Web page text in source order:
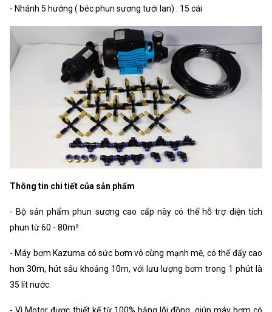
- Nhánh 5 hướng ( béc phun sương tưới lan) : 15 cái
Thông tin chi tiết của sản phẩm
- Bộ sản phẩm phun sương cao cấp này có thể hỗ trợ diện tích
phun từ 60 - 80m²
- Máy bơm Kazuma có sức bơm vô cùng mạnh mẽ, có thể đẩy cao
hơn 30m, hút sâu khoảng 10m, với lưu lượng bơm trong 1 phút là
35 lít nước.
- Vì Motor được thiết kế từ 100% bằng lõi đồng, giúp máy bơm có